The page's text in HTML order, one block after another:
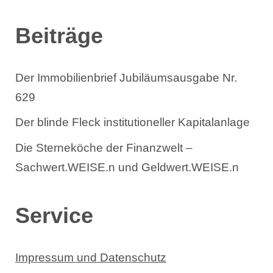
Beiträge
Der Immobilienbrief Jubiläumsausgabe Nr.
629
Der blinde Fleck institutioneller Kapitalanlage
Die Sterneköche der Finanzwelt –
Sachwert.WEISE.n und Geldwert.WEISE.n
Service
Impressum und Datenschutz